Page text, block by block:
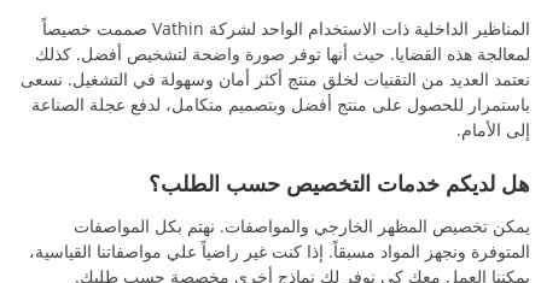
المناظير الداخلية ذات الاستخدام الواحد لشركة Vathin صممت خصيصاً
لمعالجة هذه القضايا. حيث أنها توفر صورة واضحة لتشخيص أفضل. كذلك
نعتمد العديد من التقنيات لخلق منتج أكثر أمان وسهولة في التشغيل. نسعى
باستمرار للحصول على منتج أفضل وبتصميم متكامل، لدفع عجلة الصناعة
إلى الأمام.
هل لديكم خدمات التخصيص حسب الطلب؟
يمكن تخصيص المظهر الخارجي والمواصفات. نهتم بكل المواصفات
المتوفرة ونجهز المواد مسبقاً. إذا كنت غير راضياً علي مواصفاتنا القياسية،
يمكننا العمل معك كي نوفر لك نماذج أخرى مخصصة حسب طلبك.